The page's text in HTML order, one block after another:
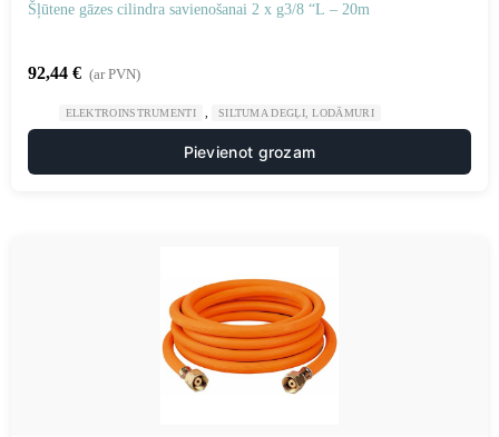
Šļūtene gāzes cilindra savienošanai 2 x g3/8 “L – 20m
92,44 € (ar PVN)
ELEKTROINSTRUMENTI SILTUMA DEGĻI, LODĀMURI
Pievienot grozam